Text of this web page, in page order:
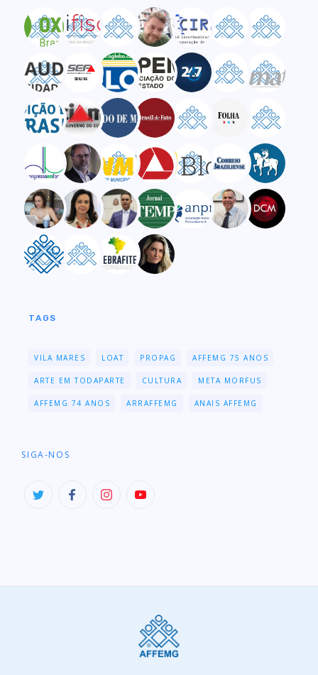
TAGS
VILA MARES LOAT PROPAG AFFEMG 75 ANOS
ARTE EM TODAPARTE CULTURA META MORFUS
AFFEMG 74 ANOS ARRAFFEMG ANAIS AFFEMG
SIGA-NOS